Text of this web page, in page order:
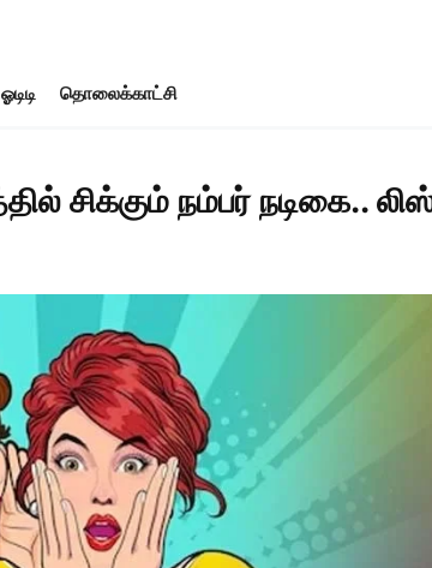
ஓடிடி தொலைக்காட்சி
சிக்கும் நம்பர் நடிகை..